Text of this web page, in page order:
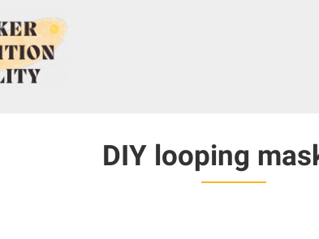
DIY looping